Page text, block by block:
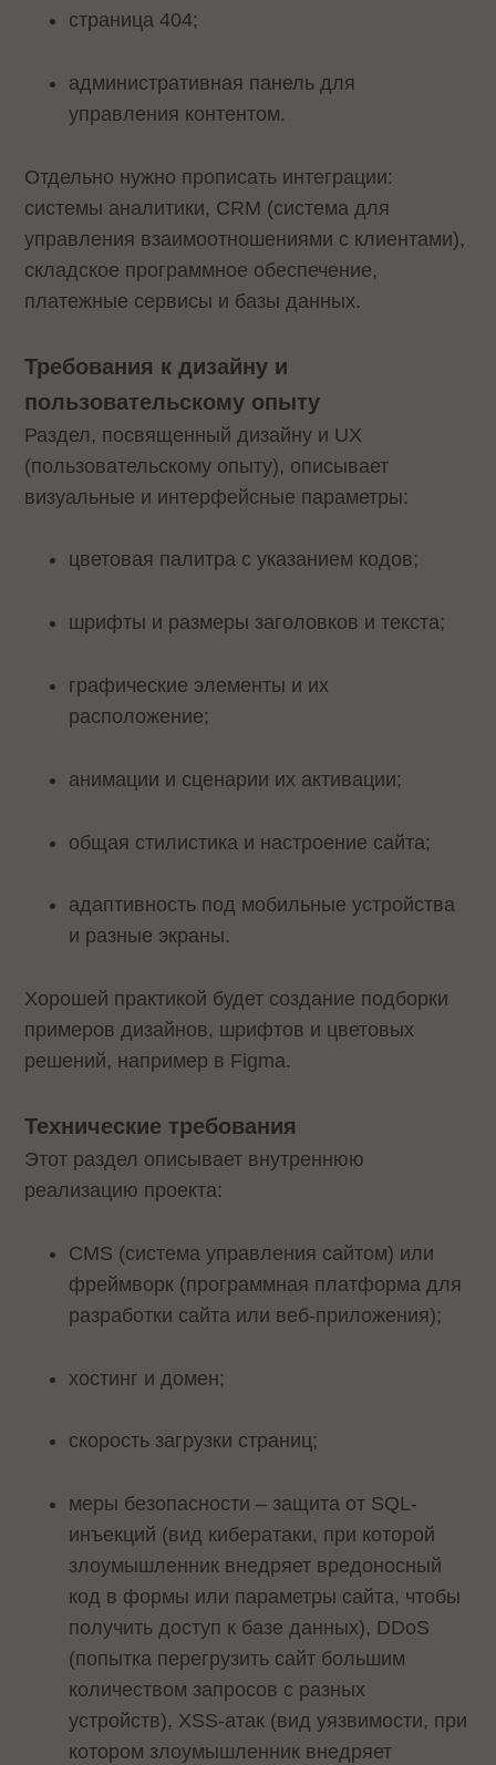
страница 404;
административная панель для
управления контентом.
Отдельно нужно прописать интеграции:
системы аналитики, CRM (система для
управления взаимоотношениями с клиентами),
складское программное обеспечение,
платежные сервисы и базы данных.
Требования к дизайну и
пользовательскому опыту
Раздел, посвященный дизайну и UX
(пользовательскому опыту), описывает
визуальные и интерфейсные параметры:
цветовая палитра с указанием кодов;
шрифты и размеры заголовков и текста;
графические элементы и их
расположение;
анимации и сценарии их активации;
общая стилистика и настроение сайта;
адаптивность под мобильные устройства
и разные экраны.
Хорошей практикой будет создание подборки
примеров дизайнов, шрифтов и цветовых
решений, например в Figma.
Технические требования
Этот раздел описывает внутреннюю
реализацию проекта:
CMS (система управления сайтом) или
фреймворк (программная платформа для
разработки сайта или веб-приложения);
хостинг и домен;
скорость загрузки страниц;
меры безопасности – защита от SQL-
инъекций (вид кибератаки, при которой
злоумышленник внедряет вредоносный
код в формы или параметры сайта, чтобы
получить доступ к базе данных), DDoS
(попытка перегрузить сайт большим
количеством запросов с разных
устройств), XSS-атак (вид уязвимости, при
котором злоумышленник внедряет